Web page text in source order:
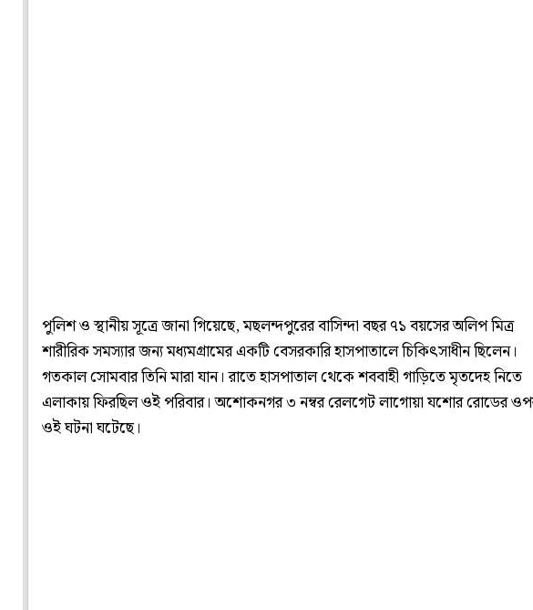
পুলিশ ও স্থানীয় সূত্রে জানা গিয়েছে, মছলন্দপুরের বাসিন্দা বছর ৭১ বয়সের অলিপ মিত্র
শারীরিক সমস্যার জন্য মধ্যমগ্রামের একটি বেসরকারি হাসপাতালে চিকিৎসাধীন ছিলেন।
গতকাল সোমবার তিনি মারা যান। রাতে হাসপাতাল থেকে শববাহী গাড়িতে মৃতদেহ নিতে
এলাকায় ফিরছিল ওই পরিবার। অশোকনগর ৩ নম্বর রেলগেট লাগোয়া যশোর রোডের
ওই ঘটনা ঘটেছে।